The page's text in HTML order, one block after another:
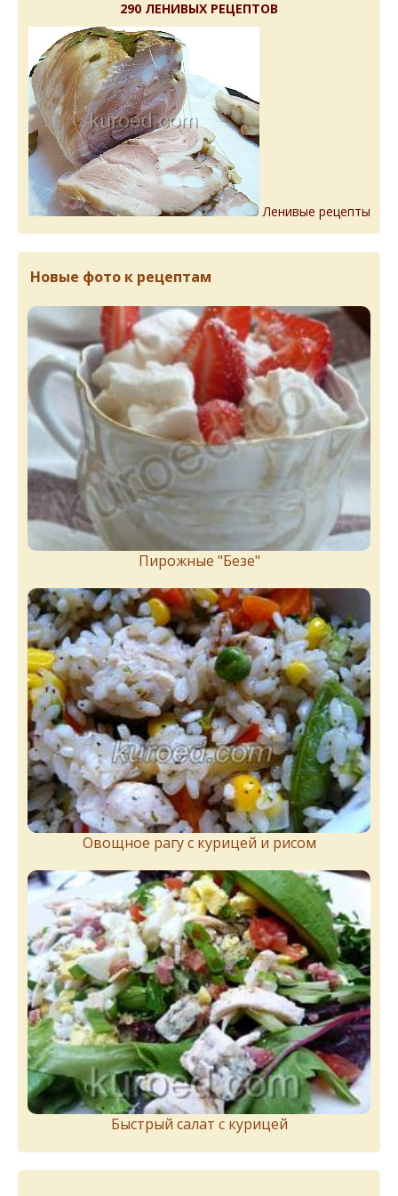
290 ЛЕНИВЫХ РЕЦЕПТОВ
Ленивые рецепты
Новые фото к рецептам
Пирожныe "Бeзe"
Овощное рагу с курицей и рисом
Быстрый салат с курицей